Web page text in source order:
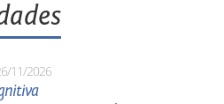
11/2026